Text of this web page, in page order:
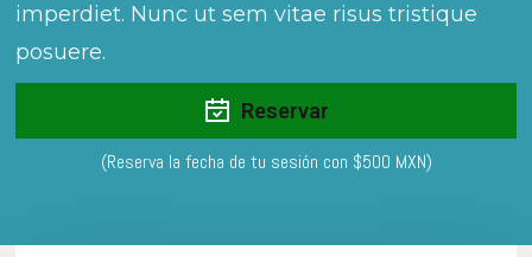
imperdiet. Nunc ut sem vitae risus tristique
posuere.
Reservar
(Reserva la fecha de tu sesión con $500 MXN)